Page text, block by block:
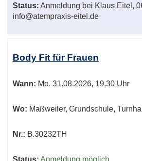
Status: Anmeldung bei Klaus Eitel,
info@atempraxis-eitel.de
Body Fit für Frauen
Wann: Mo. 31.08.2026, 19.30 Uhr
Wo: Maßweiler, Grundschule,
Nr.: B.30232TH
Status: Anmeldung möglich